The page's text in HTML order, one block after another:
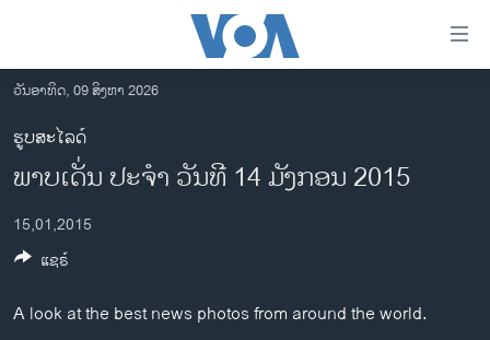
ເຂົ້າ
ຫາ
ຂ້າມ
ຂ້າມ
ໄປ
ຫາ
ຄົ້ນ
ລາວ
ອາເມຣິກາ
ການເລືອກຕັ້ງ ປະທານາທີບໍດີ ສະຫະລັດ 2024
ຂ່າວ​ຈີນ
ໂລກ
ວັນອາທິດ, 09 ສິງຫາ 2026
ຮູບສະໄລດ໌
ພາບ​ເດັ່ນ ປະ​ຈຳ ວັນ​ທີ 14 ມັງ​ກອນ 2015
15,01,2015
A look at the best news photos from around the world.
ແຊຣ໌